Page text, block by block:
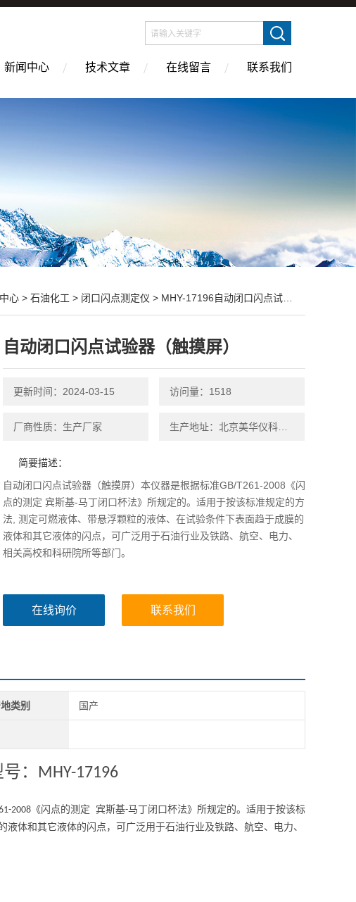
新闻中心 技术文章 在线留言 联系我们
心 > 石油化工 > 闭口闪点测定仪 > MHY-17196自动闭口闪点试验器（触摸屏）
自动闭口闪点试验器（触摸屏）
更新时间：2024-03-15 访问量：1518
厂商性质：生产厂家
简要描述：
自动闭口闪点试验器（触摸屏）本仪器是根据标准GB/T261-2008《闪
点的测定 宾斯基-马丁闭口杯法》所规定的。适用于按该标准规定的方
法, 测定可燃液体、带悬浮颗粒的液体、在试验条件下表面趋于成膜的
液体和其它液体的闪点，可广泛用于石油行业及铁路、航空、电力、
相关高校和科研院所等部门。
在线询价 联系我们
类别 国产
： MHY-17196
2008 《闪点的测定 宾斯基-马丁闭口杯法》所规定的。适用于按该标
体和其它液体的闪点，可广泛用于石油行业及铁路、航空、电力、